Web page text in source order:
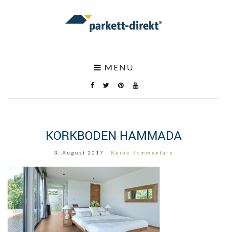
MENU
KORKBODEN HAMMADA
3. August 2017 Keine Kommentare